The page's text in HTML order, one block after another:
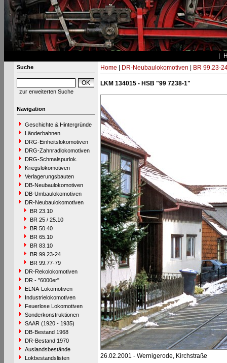
Suche
zur erweiterten Suche
Navigation
Geschichte & Hintergründe
Länderbahnen
DRG-Einheitslokomotiven
DRG-Zahnradlokomotiven
DRG-Schmalspurlok.
Kriegslokomotiven
Verlagerungsbauten
DB-Neubaulokomotiven
DB-Umbaulokomotiven
DR-Neubaulokomotiven
BR 23.10
BR 25 / 25.10
BR 50.40
BR 65.10
BR 83.10
BR 99.23-24
BR 99.77-79
DR-Rekolokomotiven
DR - "6000er"
ELNA-Lokomotiven
Industrielokomotiven
Feuerlose Lokomotiven
Sonderkonstruktionen
SAAR (1920 - 1935)
DB-Bestand 1968
DR-Bestand 1970
Auslandsbestände
Lokbestandslisten
Home DR-Neubaulokomotiven BR 99.23-
LKM 134015 - HSB "99 7238-1"
26.02.2001 - Wernigerode, Kirchstraße